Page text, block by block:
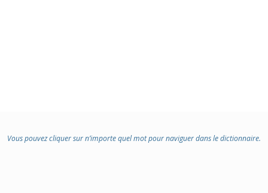
Vous pouvez cliquer sur n’importe quel mot pour naviguer dans le dictionnaire.